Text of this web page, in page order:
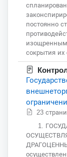
постоянно
сокрытия их
23
1.